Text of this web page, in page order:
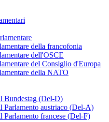
della francofonia
dell'OSCE
del Consiglio d'Europa
della NATO
Bundestag (Del-D)
Parlamento austriaco (Del-A)
Parlamento francese (Del-F)